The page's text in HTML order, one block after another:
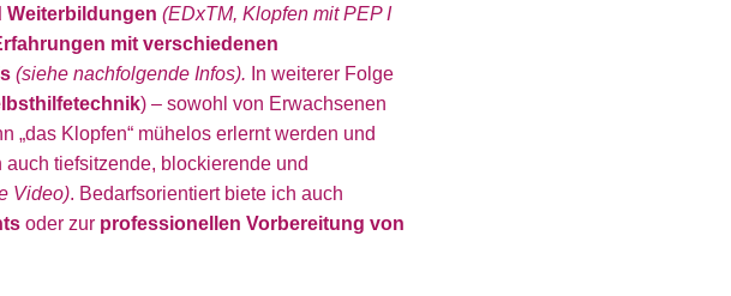
Weiterbildungen (EDxTM, Klopfen mit PEP I
mit verschiedenen
(siehe nachfolgende Infos). In weiterer Folge
) – sowohl von Erwachsenen
„das Klopfen“ mühelos erlernt werden und
tiefsitzende, blockierende und
Video). Bedarfsorientiert biete ich auch
oder zur professionellen Vorbereitung von